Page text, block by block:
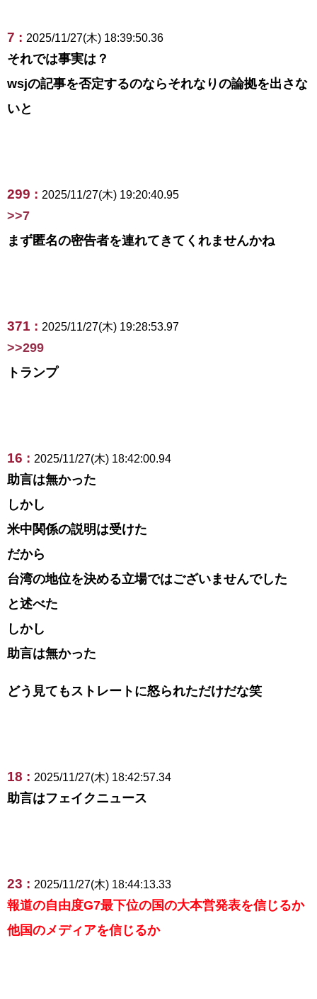
7 : 2025/11/27(木) 18:39:50.36
それでは事実は？
wsjの記事を否定するのならそれなりの論拠を出さな
いと
299 : 2025/11/27(木) 19:20:40.95
>>7
まず匿名の密告者を連れてきてくれませんかね
371 : 2025/11/27(木) 19:28:53.97
>>299
トランプ
16 : 2025/11/27(木) 18:42:00.94
助言は無かった
しかし
米中関係の説明は受けた
だから
台湾の地位を決める立場ではございませんでした
と述べた
しかし
助言は無かった
どう見てもストレートに怒られただけだな笑
18 : 2025/11/27(木) 18:42:57.34
助言はフェイクニュース
23 : 2025/11/27(木) 18:44:13.33
報道の自由度G7最下位の国の大本営発表を信じるか
他国のメディアを信じるか